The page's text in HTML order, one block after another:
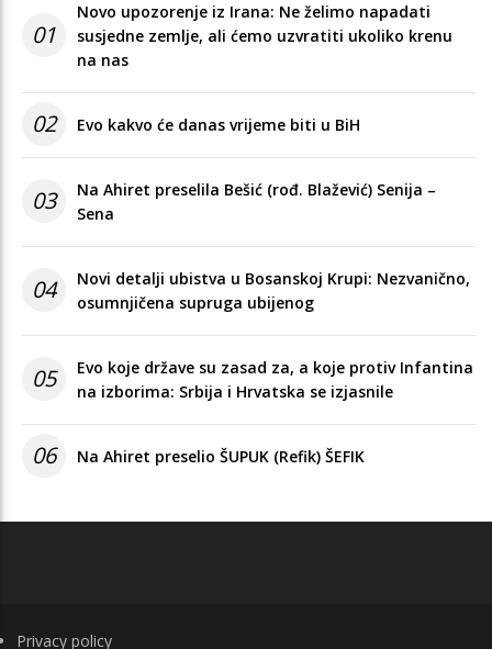
01
Novo upozorenje iz Irana: Ne želimo napadati
susjedne zemlje, ali ćemo uzvratiti ukoliko krenu
na nas
02 Evo kakvo će danas vrijeme biti u BiH
03
Na Ahiret preselila Bešić (rođ. Blažević) Senija –
Sena
04
Novi detalji ubistva u Bosanskoj Krupi: Nezvanično,
osumnjičena supruga ubijenog
05
Evo koje države su zasad za, a koje protiv Infantina
na izborima: Srbija i Hrvatska se izjasnile
06 Na Ahiret preselio ŠUPUK (Refik) ŠEFIK
FOOTER
Privacy policy